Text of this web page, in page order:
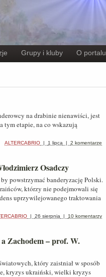
Grupy i kluby O portalu
na drabinie nienawiści, jest
tym etapie, na co wskazują
ALTERCABRIO | 1 lipca | 2 komentarze
Osadczy
powstrzymać banderyzację Polski.
którzy nie podejmowali się
uprzywilejowanego traktowania
| 26 sierpnia | 10 komentarzy
Zachodem – prof. W.
który zaistniał w sposób
kryzys ukraiński, wielki kryzys